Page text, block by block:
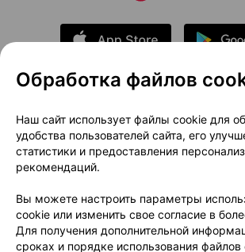
О проекте
Новости
Размещение рекламы
Публичный договор
Способы оплаты
Вакансии
Написать руководителю
Обработка файлов
Наш сайт использует файлы cookie для
удобства пользователей сайта, его
статистики и предоставления
рекомендаций.
Вы можете настроить параметры
cookie или изменить свое согласие в
Для получения дополнительной
сроках и порядке использования